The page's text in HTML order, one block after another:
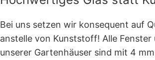
Bei uns setzen wir konsequent auf
anstelle von Kunststoff! Alle Fenster
unserer Gartenhäuser sind mit 4